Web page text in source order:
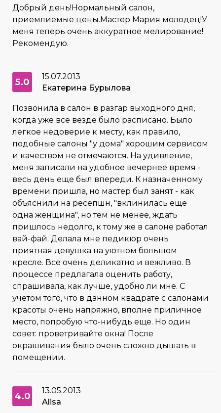
Добрый день!Нормальный салон,
приемлиемые цены.Мастер Мария молодец!У
меня теперь очень аккуратное мелирование!
Рекомендую.
5.0
15.07.2013
Екатерина Бурылова
Позвонила в салон в разгар выходного дня,
когда уже все везде было расписано. Было
легкое недоверие к месту, как правило,
подобные салоны "у дома" хорошим сервисом
и качеством не отмечаются. На удивление,
меня записали на удобное вечернее время -
весь день еще был впереди. К назначенному
времени пришла, но мастер был занят - как
объяснили на ресепшн, "вклинилась еще
одна женщина", но тем не менее, ждать
пришлось недолго, к тому же в салоне работал
вай-фай. Делала мне педикюр очень
приятная девушка на уютном большом
кресле. Все очень деликатно и вежливо. В
процессе предлагала оценить работу,
спрашивала, как лучше, удобно ли мне. С
учетом того, что в данном квадрате с салонами
красоты очень напряжно, вполне приличное
место, попробую что-нибудь еще. Но один
совет: проветривайте окна! После
окрашивания было очень сложно дышать в
помещении.
4.0
13.05.2013
Alisa